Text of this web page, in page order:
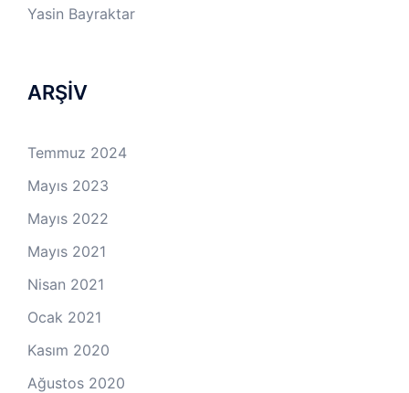
Yasin Bayraktar
ARŞİV
Temmuz 2024
Mayıs 2023
Mayıs 2022
Mayıs 2021
Nisan 2021
Ocak 2021
Kasım 2020
Ağustos 2020